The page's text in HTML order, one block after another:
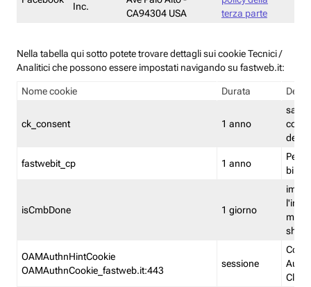
Inc.
CA94304 USA
terza parte
Nella tabella qui sotto potete trovare dettagli sui cookie Tecnici /
Analitici che possono essere impostati navigando su fastweb.it:
Nome cookie Durata
ck_consent 1 anno
salva
dei
fastwebit_cp 1 anno
isCmbDone 1 giorno
shp
OAMAuthnHintCookie
OAMAuthnCookie_fastweb.it:443
sessione